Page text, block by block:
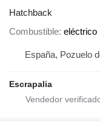
Hatchback
Combustible eléctrico
España, Pozuelo
Escrapalia